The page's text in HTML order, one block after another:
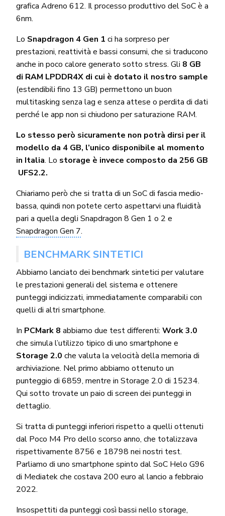
grafica Adreno 612. Il processo produttivo del SoC è a
6nm.
Lo Snapdragon 4 Gen 1 ci ha sorpreso per
prestazioni, reattività e bassi consumi, che si traducono
anche in poco calore generato sotto stress. Gli 8 GB
di RAM LPDDR4X di cui è dotato il nostro sample
(estendibili fino 13 GB) permettono un buon
multitasking senza lag e senza attese o perdita di dati
perché le app non si chiudono per saturazione RAM.
Lo stesso però sicuramente non potrà dirsi per il
modello da 4 GB, l’unico disponibile al momento
in Italia. Lo storage è invece composto da 256 GB
UFS2.2.
Chiariamo però che si tratta di un SoC di fascia medio-
bassa, quindi non potete certo aspettarvi una fluidità
pari a quella degli Snapdragon 8 Gen 1 o 2 e
Snapdragon Gen 7.
BENCHMARK SINTETICI
Abbiamo lanciato dei benchmark sintetici per valutare
le prestazioni generali del sistema e ottenere
punteggi indicizzati, immediatamente comparabili con
quelli di altri smartphone.
In PCMark 8 abbiamo due test differenti:Work 3.0
che simula l’utilizzo tipico di uno smartphone e
Storage 2.0 che valuta la velocità della memoria di
archiviazione. Nel primo abbiamo ottenuto un
punteggio di 6859, mentre in Storage 2.0 di 15234.
Qui sotto trovate un paio di screen dei punteggi in
dettaglio.
Si tratta di punteggi inferiori rispetto a quelli ottenuti
dal Poco M4 Pro dello scorso anno, che totalizzava
rispettivamente 8756 e 18798 nei nostri test.
Parliamo di uno smartphone spinto dal SoC Helo G96
di Mediatek che costava 200 euro al lancio a febbraio
2022.
Insospettiti da punteggi così bassi nello storage,